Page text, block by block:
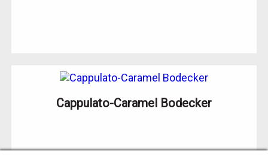
Cappulato-Caramel Bodecker